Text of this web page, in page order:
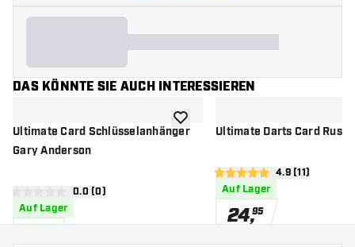
DAS KÖNNTE SIE AUCH INTERESSIEREN
Ultimate Card Schlüsselanhänger
Gary Anderson
Bewertungsbereich öffnen
0 Bewertungssterne
0.0 (0)
Auf Lager
Zur Wunschliste hinzufügen
Ultimate Darts Card Russ
4.9 Bewertungssterne
4.9 (11)
Auf Lager
24,95